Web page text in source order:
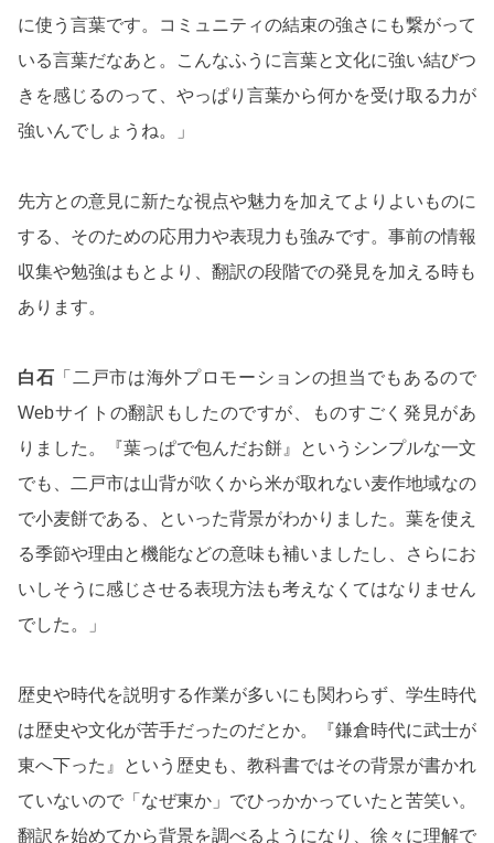
に使う言葉です。コミュニティの結束の強さにも繋がって
いる言葉だなあと。こんなふうに言葉と文化に強い結びつ
きを感じるのって、やっぱり言葉から何かを受け取る力が
強いんでしょうね。」
先方との意見に新たな視点や魅力を加えてよりよいものに
する、そのための応用力や表現力も強みです。事前の情報
収集や勉強はもとより、翻訳の段階での発見を加える時も
あります。
白石 「二戸市は海外プロモーションの担当でもあるので
Webサイトの翻訳もしたのですが、ものすごく発見があ
りました。『葉っぱで包んだお餅』というシンプルな一文
でも、二戸市は山背が吹くから米が取れない麦作地域なの
で小麦餅である、といった背景がわかりました。葉を使え
る季節や理由と機能などの意味も補いましたし、さらにお
いしそうに感じさせる表現方法も考えなくてはなりません
でした。」
歴史や時代を説明する作業が多いにも関わらず、学生時代
は歴史や文化が苦手だったのだとか。『鎌倉時代に武士が
東へ下った』という歴史も、教科書ではその背景が書かれ
ていないので「なぜ東か」でひっかかっていたと苦笑い。
翻訳を始めてから背景を調べるようになり、徐々に理解で